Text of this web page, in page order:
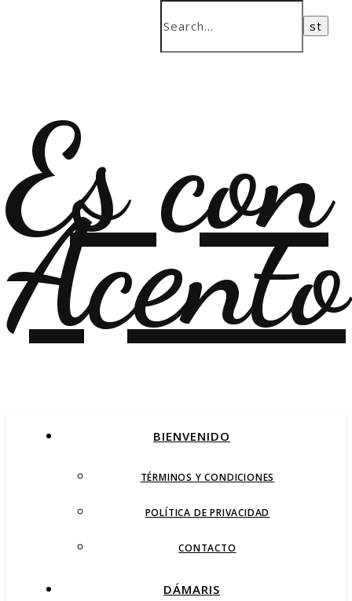
Es con
Acento
BIENVENIDO
TÉRMINOS Y CONDICIONES
POLÍTICA DE PRIVACIDAD
CONTACTO
DÁMARIS